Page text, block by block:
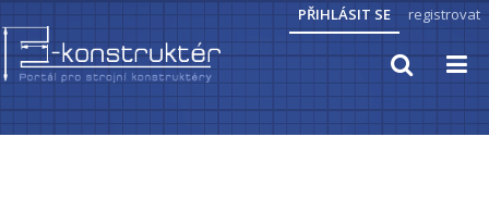
PŘIHLÁSIT SE registrovat